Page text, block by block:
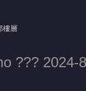
樓層
??? 2024-